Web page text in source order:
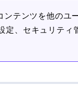
テンツを他のユ
定、セキュリティ